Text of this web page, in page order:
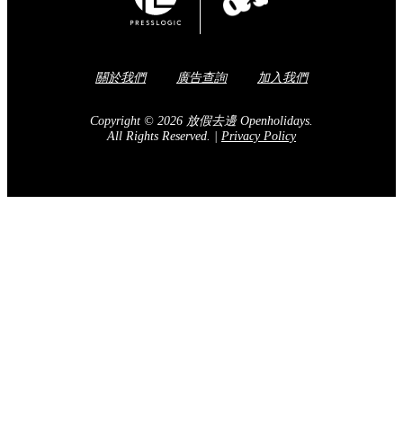
關於我們 廣告查詢 加入我們
Copyright © 2026 放假去邊 Openholidays.
All Rights Reserved.
Privacy Policy